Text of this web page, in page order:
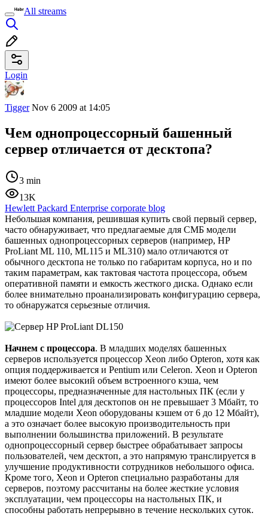
All streams
Login
TiggerNov 6 2009 at 14:05
Чем однопроцессорный башенный
сервер отличается от десктопа?
3 min
13K
Hewlett Packard Enterprise corporate blog
Небольшая компания, решившая купить свой первый сервер,
часто обнаруживает, что предлагаемые для СМБ модели
башенных однопроцессорных серверов (например, HP
ProLiant ML 110, ML115 и ML310) мало отличаются от
обычного десктопа не только по габаритам корпуса, но и по
таким параметрам, как тактовая частота процессора, объем
оперативной памяти и емкость жесткого диска. Однако если
более внимательно проанализировать конфигурацию сервера,
то обнаружатся серьезные отличия.
Начнем с процессора. В младших моделях башенных
серверов используется процессор Xeon либо Opteron, хотя как
опция поддерживается и Pentium или Celeron. Xeon и Opteron
имеют более высокий объем встроенного кэша, чем
процессоры, предназначенные для настольных ПК (если у
процессоров Intel для десктопов он не превышает 3 Мбайт, то
младшие модели Xeon оборудованы кэшем от 6 до 12 Мбайт),
а это означает более высокую производительность при
выполнении большинства приложений. В результате
однопроцессорный сервер быстрее обрабатывает запросы
пользователей, чем десктоп, а это напрямую транслируется в
улучшение продуктивности сотрудников небольшого офиса.
Кроме того, Xeon и Opteron специально разработаны для
серверов, поэтому рассчитаны на более жесткие условия
эксплуатации, чем процессоры на настольных ПК, и
способны работать непрерывно в течение нескольких суток.